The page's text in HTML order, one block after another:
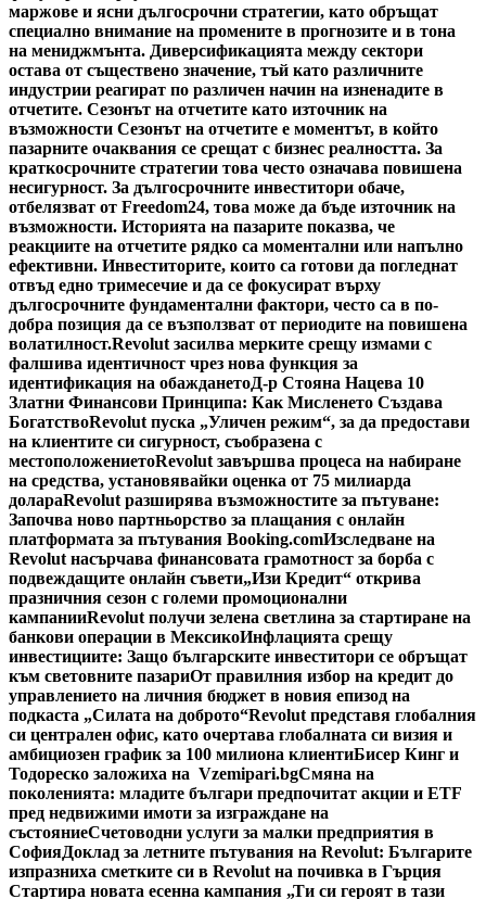
маржове и ясни дългосрочни стратегии, като обръщат
специално внимание на промените в прогнозите и в тона
на мениджмънта. Диверсификацията между сектори
остава от съществено значение, тъй като различните
индустрии реагират по различен начин на изненадите в
отчетите. Сезонът на отчетите като източник на
възможности Сезонът на отчетите е моментът, в който
пазарните очаквания се срещат с бизнес реалността. За
краткосрочните стратегии това често означава повишена
несигурност. За дългосрочните инвеститори обаче,
отбелязват от Freedom24, това може да бъде източник на
възможности. Историята на пазарите показва, че
реакциите на отчетите рядко са моментални или напълно
ефективни. Инвеститорите, които са готови да погледнат
отвъд едно тримесечие и да се фокусират върху
дългосрочните фундаментални фактори, често са в по-
добра позиция да се възползват от периодите на повишена
волатилност.Revolut засилва мерките срещу измами с
фалшива идентичност чрез нова функция за
идентификация на обажданетоД-р Стояна Нацева 10
Златни Финансови Принципа: Как Мисленето Създава
БогатствоRevolut пуска „Уличен режим“, за да предостави
на клиентите си сигурност, съобразена с
местоположениетоRevolut завършва процеса на набиране
на средства, установявайки оценка от 75 милиарда
долараRevolut разширява възможностите за пътуване:
Започва ново партньорство за плащания с онлайн
платформата за пътувания Booking.comИзследване на
Revolut насърчава финансовата грамотност за борба с
подвеждащите онлайн съвети„Изи Кредит“ открива
празничния сезон с големи промоционални
кампанииRevolut получи зелена светлина за стартиране на
банкови операции в МексикоИнфлацията срещу
инвестициите: Защо българските инвеститори се обръщат
към световните пазариОт правилния избор на кредит до
управлението на личния бюджет в новия епизод на
подкаста „Силата на доброто“Revolut представя глобалния
си централен офис, като очертава глобалната си визия и
амбициозен график за 100 милиона клиентиБисер Кинг и
Тодореско заложиха на Vzemipari.bgСмяна на
поколенията: младите българи предпочитат акции и ETF
пред недвижими имоти за изграждане на
състояниеСчетоводни услуги за малки предприятия в
СофияДоклад за летните пътувания на Revolut: Българите
изпразниха сметките си в Revolut на почивка в Гърция
Стартира новата есенна кампания „Ти си героят в тази